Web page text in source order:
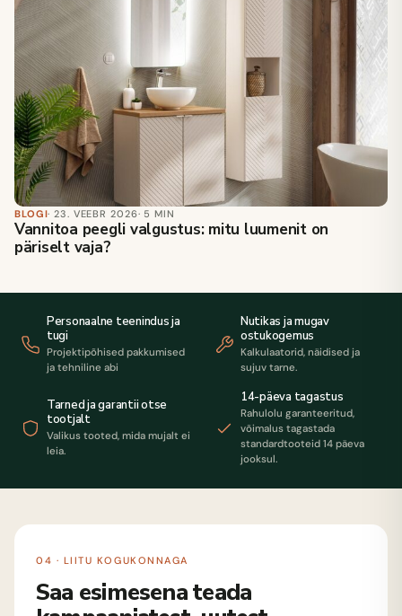
BLOGI· 23. VEEBR 2026· 5 MIN
Vannitoa peegli valgustus: mitu luumenit on
päriselt vaja?
Personaalne teenindus ja
tugi
Projektipõhised pakkumised
ja tehniline abi
Nutikas ja mugav
ostukogemus
Kalkulaatorid, näidised ja
sujuv tarne.
Tarned ja garantii otse
tootjalt
Valikus tooted, mida mujalt ei
leia.
14-päeva tagastus
Rahulolu garanteeritud,
võimalus tagastada
standardtooteid 14 päeva
jooksul.
04 · LIITU KOGUKONNAGA
Saa esimesena teada